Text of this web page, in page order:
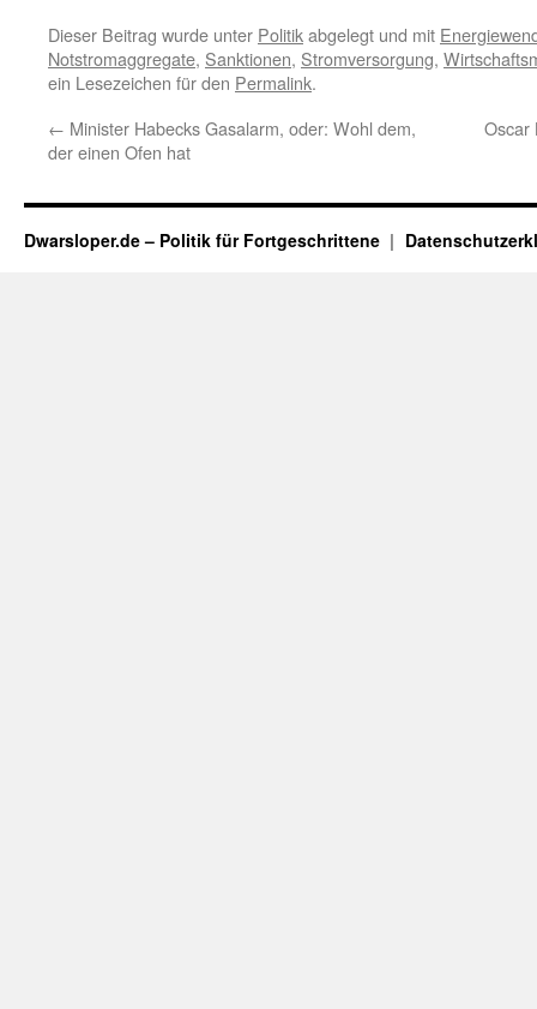
Dieser Beitrag wurde unter Politikabgelegt und mit
Notstromaggregate, Sanktionen, Stromversorgung,
ein Lesezeichen für den Permalink.
← Minister Habecks Gasalarm, oder: Wohl dem,
der einen Ofen hat
Oscar
Dwarsloper.de – Politik für Fortgeschrittene